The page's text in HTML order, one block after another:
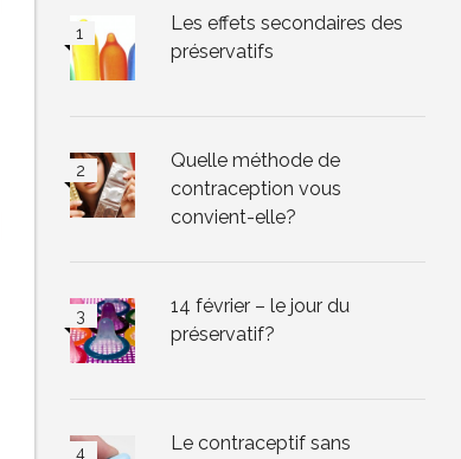
Les effets secondaires des
préservatifs
Quelle méthode de
contraception vous
convient-elle?
14 février – le jour du
préservatif?
Le contraceptif sans